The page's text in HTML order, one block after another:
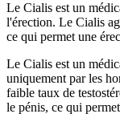
Le Cialis est un
l'érection. Le Cialis
ce qui permet une
Le Cialis est un
uniquement par les
faible taux de
le pénis, ce qui